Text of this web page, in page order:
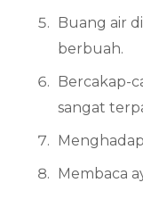
Buang air
berbuah.
Bercakap-
sangat
Membaca